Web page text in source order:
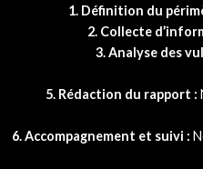
1. Définition du
2. Collecte
3. Analyse des
5. Rédaction du rapport :
6. Accompagnement et suivi :